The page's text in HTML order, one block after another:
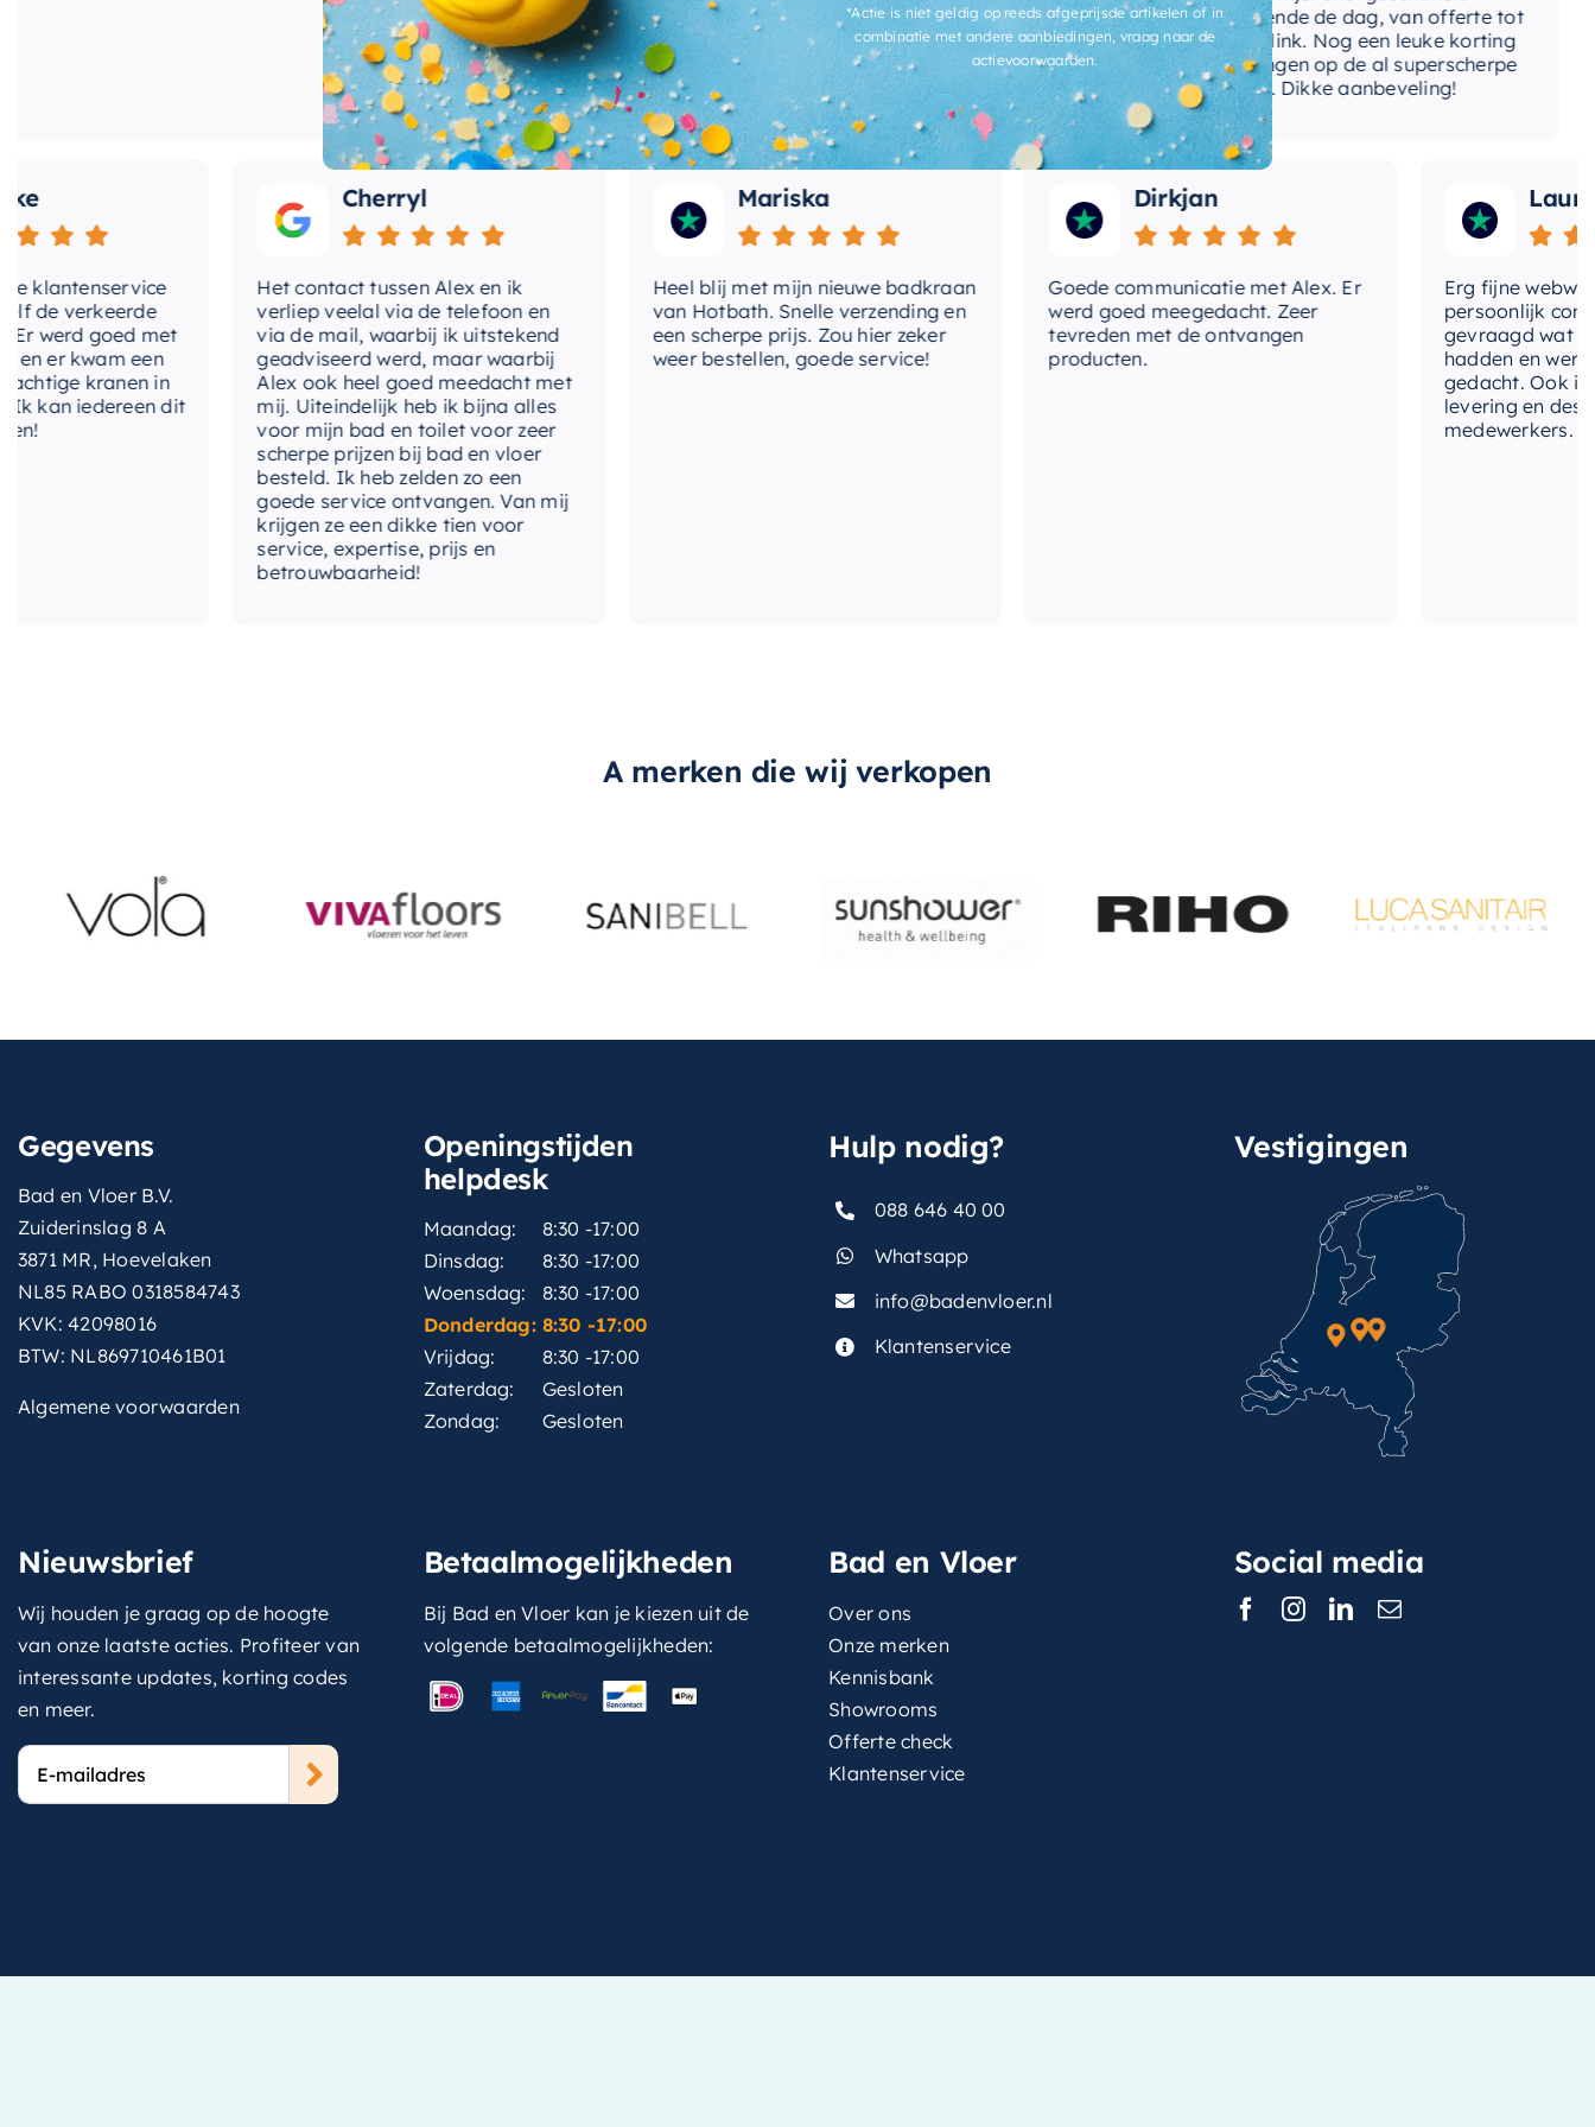
en zijn van zeer goede kwaliteit.
gedurende de dag, van offerte tot
betaallink. Nog een leuke korting
ontvangen op de al superscherpe
prijzen. Dikke aanbeveling!
verkeerde
goed met
er kwam een
kranen in
iedereen dit
Cherryl
Het contact tussen Alex en ik
verliep veelal via de telefoon en
via de mail, waarbij ik uitstekend
geadviseerd werd, maar waarbij
Alex ook heel goed meedacht met
mij. Uiteindelijk heb ik bijna alles
voor mijn bad en toilet voor zeer
scherpe prijzen bij bad en vloer
besteld. Ik heb zelden zo een
goede service ontvangen. Van mij
krijgen ze een dikke tien voor
service, expertise, prijs en
betrouwbaarheid!
Mariska
Heel blij met mijn nieuwe badkraan
van Hotbath. Snelle verzending en
een scherpe prijs. Zou hier zeker
weer bestellen, goede service!
Dirkjan
Goede communicatie met Alex. Er
werd goed meegedacht. Zeer
tevreden met de ontvangen
producten.
Laura
Erg fijne
persoonlijk contact
gevraagd wat we
hadden en werd
gedacht. Ook in de
levering en
medewerkers. Wij
A merken die wij verkopen
Gegevens
Bad en Vloer B.V.
Zuiderinslag 8 A
3871 MR, Hoevelaken
NL85 RABO 0318584743
KVK: 42098016
BTW: NL869710461B01
Algemene voorwaarden
Openingstijden
helpdesk
Maandag:
8:30 -17:00
Dinsdag:
8:30 -17:00
Woensdag:
8:30 -17:00
Donderdag: 8:30 -17:00
Vrijdag:
8:30 -17:00
Zaterdag:
Gesloten
Zondag:
Gesloten
Hulp nodig?
088 646 40 00
Whatsapp
info@badenvloer.nl
Klantenservice
Vestigingen
Nieuwsbrief
Wij houden je graag op de hoogte
van onze laatste acties. Profiteer van
interessante updates, korting codes
en meer.
E-
mailadres
Betaalmogelijkheden
Bij Bad en Vloer kan je kiezen uit de
volgende betaalmogelijkheden:
Bad en Vloer
Over ons
Onze merken
Kennisbank
Showrooms
Offerte check
Klantenservice
Social media
*Actie is niet geldig op reeds afgeprijsde artikelen of in
combinatie met andere aanbiedingen, vraag naar de
actievoorwaarden.